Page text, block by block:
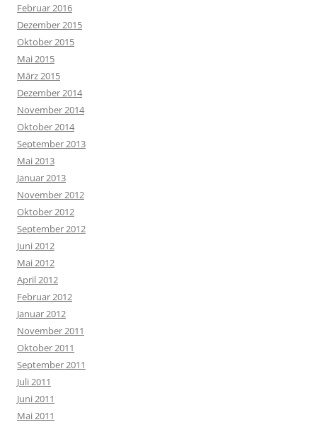
Februar 2016
Dezember 2015
Oktober 2015
Mai 2015
März 2015
Dezember 2014
November 2014
Oktober 2014
September 2013
Mai 2013
Januar 2013
November 2012
Oktober 2012
September 2012
Juni 2012
Mai 2012
April 2012
Februar 2012
Januar 2012
November 2011
Oktober 2011
September 2011
Juli 2011
Juni 2011
Mai 2011